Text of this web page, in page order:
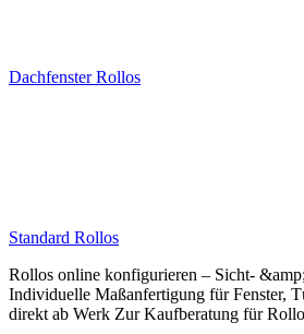
Dachfenster Rollos
Standard Rollos
Rollos online konfigurieren – Sicht-
Individuelle Maßanfertigung für Fenster,
direkt ab Werk Zur Kaufberatung für